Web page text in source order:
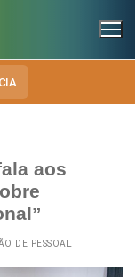
aos
DE PESSOAL